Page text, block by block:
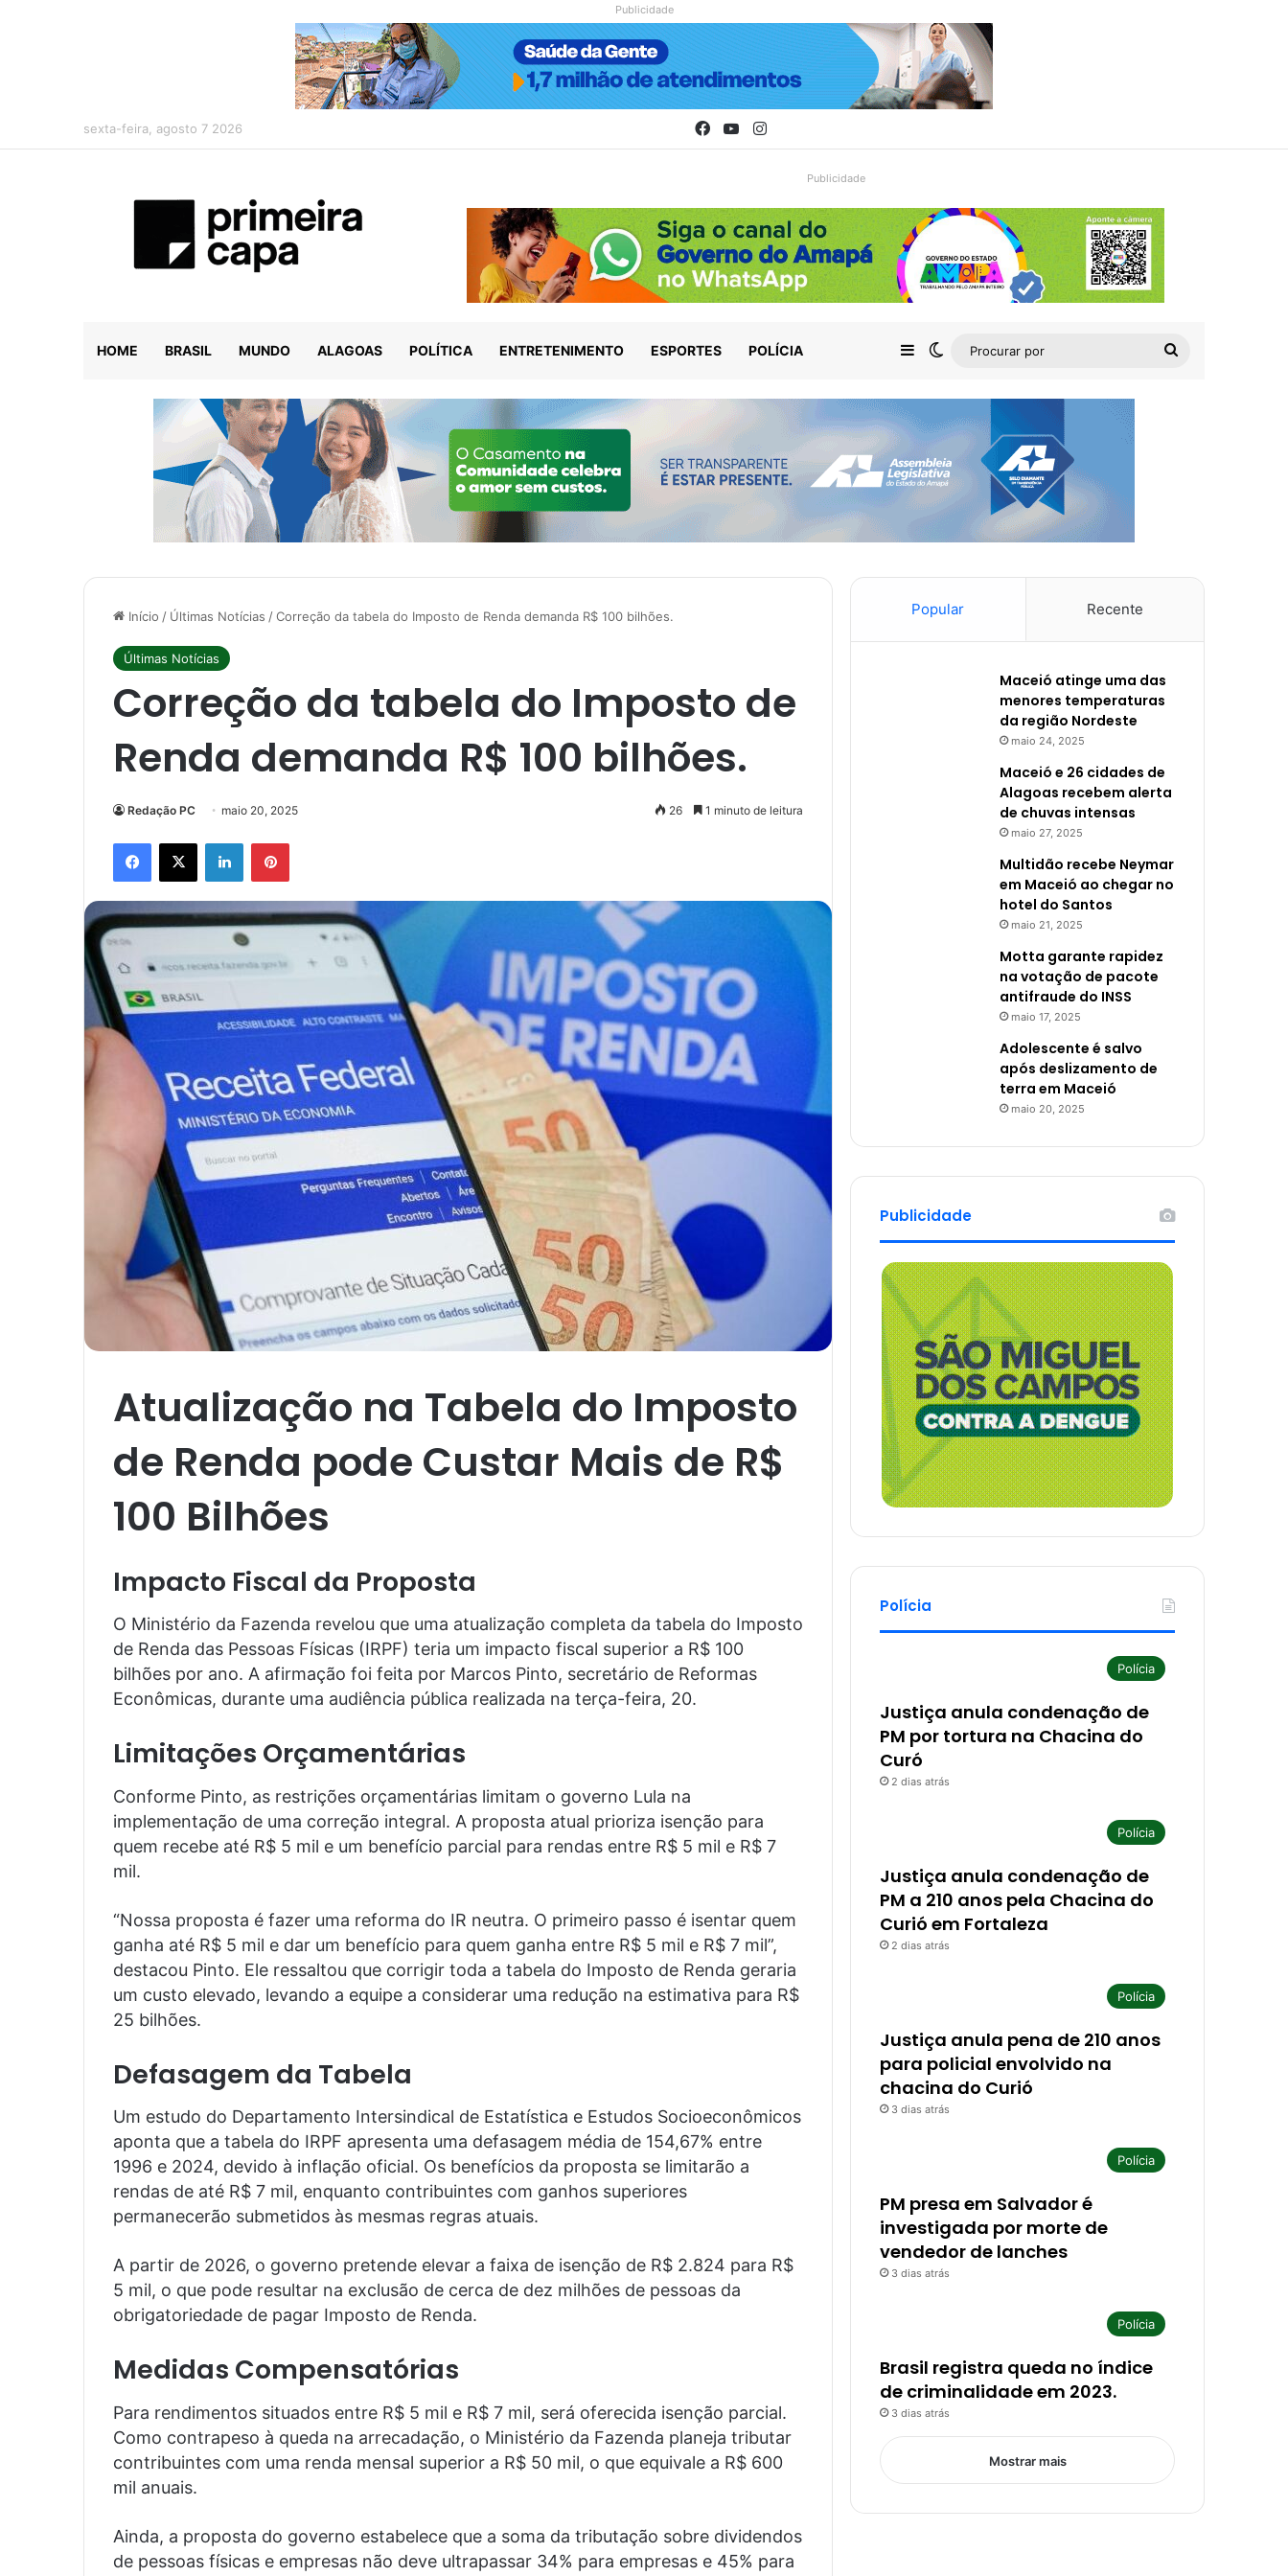
Publicidade
sexta-feira, agosto 7 2026 Facebook
YouTubeInstagram
Publicidade
HOME BRASIL MUNDO ALAGOAS POLÍTICA ENTRETENIMENTO ESPORTES POLÍCIA Barra Lateral
Switch skin
Procurar
Início / Últimas Notícias /Correção da tabela do Imposto de Renda demanda R$ 100 bilhões.
Últimas Notícias
Correção da tabela do Imposto de
Renda demanda R$ 100 bilhões.
Redação PC maio 20, 2025 26 1 minuto de leitura
Facebook
X LinkedinPinterest
Atualização na Tabela do Imposto
de Renda pode Custar Mais de R$
100 Bilhões
Impacto Fiscal da Proposta
O Ministério da Fazenda revelou que uma atualização completa da tabela do Imposto
de Renda das Pessoas Físicas (IRPF) teria um impacto fiscal superior a R$ 100
bilhões por ano. A afirmação foi feita por Marcos Pinto, secretário de Reformas
Econômicas, durante uma audiência pública realizada na terça-feira, 20.
Limitações Orçamentárias
Conforme Pinto, as restrições orçamentárias limitam o governo Lula na
implementação de uma correção integral. A proposta atual prioriza isenção para
quem recebe até R$ 5 mil e um benefício parcial para rendas entre R$ 5 mil e R$ 7
mil.
“Nossa proposta é fazer uma reforma do IR neutra. O primeiro passo é isentar quem
ganha até R$ 5 mil e dar um benefício para quem ganha entre R$ 5 mil e R$ 7 mil”,
destacou Pinto. Ele ressaltou que corrigir toda a tabela do Imposto de Renda geraria
um custo elevado, levando a equipe a considerar uma redução na estimativa para R$
25 bilhões.
Defasagem da Tabela
Um estudo do Departamento Intersindical de Estatística e Estudos Socioeconômicos
aponta que a tabela do IRPF apresenta uma defasagem média de 154,67% entre
1996 e 2024, devido à inflação oficial. Os benefícios da proposta se limitarão a
rendas de até R$ 7 mil, enquanto contribuintes com ganhos superiores
permanecerão submetidos às mesmas regras atuais.
A partir de 2026, o governo pretende elevar a faixa de isenção de R$ 2.824 para R$
5 mil, o que pode resultar na exclusão de cerca de dez milhões de pessoas da
obrigatoriedade de pagar Imposto de Renda.
Medidas Compensatórias
Para rendimentos situados entre R$ 5 mil e R$ 7 mil, será oferecida isenção parcial.
Como contrapeso à queda na arrecadação, o Ministério da Fazenda planeja tributar
contribuintes com uma renda mensal superior a R$ 50 mil, o que equivale a R$ 600
mil anuais.
Ainda, a proposta do governo estabelece que a soma da tributação sobre dividendos
de pessoas físicas e empresas não deve ultrapassar 34% para empresas e 45% para
Popular Recente
Maceió atinge uma das
menores temperaturas
da região Nordeste
maio 24, 2025
Maceió e 26 cidades de
Alagoas recebem alerta
de chuvas intensas
maio 27, 2025
Multidão recebe Neymar
em Maceió ao chegar no
hotel do Santos
maio 21, 2025
Motta garante rapidez
na votação de pacote
antifraude do INSS
maio 17, 2025
Adolescente é salvo
após deslizamento de
terra em Maceió
maio 20, 2025
Publicidade
Polícia
Polícia
Justiça anula condenação de
PM por tortura na Chacina do
Curó
2 dias atrás
Polícia
Justiça anula condenação de
PM a 210 anos pela Chacina do
Curió em Fortaleza
2 dias atrás
Polícia
Justiça anula pena de 210 anos
para policial envolvido na
chacina do Curió
3 dias atrás
Polícia
PM presa em Salvador é
investigada por morte de
vendedor de lanches
3 dias atrás
Polícia
Brasil registra queda no índice
de criminalidade em 2023.
3 dias atrás
Mostrar mais